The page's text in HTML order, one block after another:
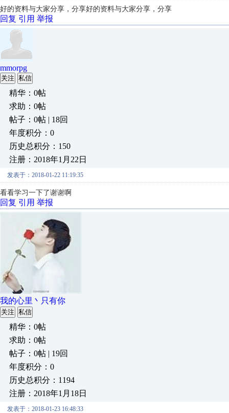
好的资料与大家分享，分享好的资料与大家分享，分享
回复 引用 举报
mmorpg
关注 私信
精华：0帖
求助：0帖
帖子：0帖 | 18回
年度积分：0
历史总积分：150
注册：2018年1月22日
发表于：2018-01-22 11:19:35
看看学习一下了谢谢啊
回复 引用 举报
我的心里丶只有你
关注 私信
精华：0帖
求助：0帖
帖子：0帖 | 19回
年度积分：0
历史总积分：1194
注册：2018年1月18日
发表于：2018-01-23 16:48:33